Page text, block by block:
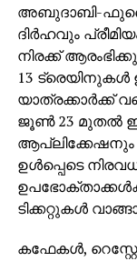
അബുദാബി-
ദിര്‍ഹവും
നിരക്ക്
13 ട്രെയിനുകള്‍
യാത്രക്കാര്‍ക്ക്
ജൂണ്‍ 23 മുതല്‍
ഉള്‍പ്പെടെ
ടിക്കറ്റുകള്‍
കഫേകള്‍,